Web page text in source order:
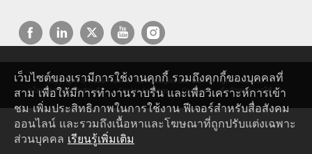
Copyright © 2026 Huawei Technologies Co., Ltd. All rights reserved.
นโยบายความเป็นส่วนตัว
Cookie Settings Cookies ข้อกำหนดการใช้งาน
เว็บไซต์ของเรามีการใช้งานคุกกี้ รวมถึงคุกกี้ของบุคคลที่
สาม เพื่อให้มีการทำงานราบรื่น และเพื่อวิเคราะห์การเข้า
ชม เพิ่มประสิทธิภาพในการใช้งาน ฟีเจอร์สำหรับสื่อสังคม
ออนไลน์ และรวมถึงเนื้อหาและโฆษณาที่ถูกปรับแต่งเฉพาะ
ส่วนบุคคล เรียนรู้เพิ่มเติม